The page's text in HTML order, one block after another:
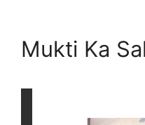
Mukti Ka